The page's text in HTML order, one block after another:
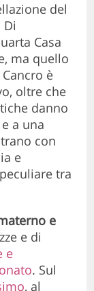
del
Di
Casa
ma quello
è
oltre che
danno
a una
con
e
tra
e
e di
e
. Sul
, al